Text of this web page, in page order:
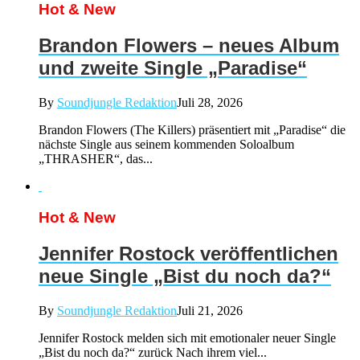
Hot & New
Brandon Flowers – neues Album
und zweite Single „Paradise“
By Soundjungle RedaktionJuli 28, 2026
Brandon Flowers (The Killers) präsentiert mit „Paradise“ die
nächste Single aus seinem kommenden Soloalbum
„THRASHER“, das...
Hot & New
Jennifer Rostock veröffentlichen
neue Single „Bist du noch da?“
By Soundjungle RedaktionJuli 21, 2026
Jennifer Rostock melden sich mit emotionaler neuer Single
„Bist du noch da?“ zurück Nach ihrem viel...